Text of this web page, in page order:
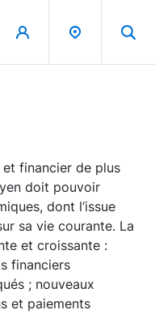
financier de plus
doit pouvoir
dont l’issue
sa vie courante. La
et croissante :
financiers
; nouveaux
et paiements